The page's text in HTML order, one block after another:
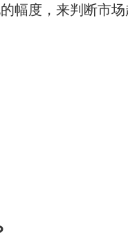
幅度，来判断市